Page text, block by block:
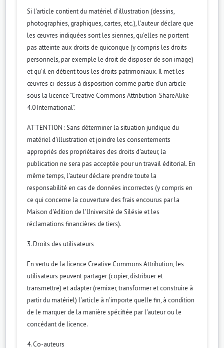
Si l'article contient du matériel d'illustration (dessins,
photographies, graphiques, cartes, etc.), l'auteur déclare que
les œuvres indiquées sont les siennes, qu'elles ne portent
pas atteinte aux droits de quiconque (y compris les droits
personnels, par exemple le droit de disposer de son image)
et qu'il en détient tous les droits patrimoniaux. Il met les
œuvres ci-dessus à disposition comme partie d'un article
sous la licence "Creative Commons Attribution-ShareAlike
4.0 International".
ATTENTION : Sans déterminer la situation juridique du
matériel d'illustration et joindre les consentements
appropriés des propriétaires des droits d'auteur, la
publication ne sera pas acceptée pour un travail éditorial. En
même temps, l'auteur déclare prendre toute la
responsabilité en cas de données incorrectes (y compris en
ce qui concerne la couverture des frais encourus par la
Maison d'édition de l'Université de Silésie et les
réclamations financières de tiers).
3. Droits des utilisateurs
En vertu de la licence Creative Commons Attribution, les
utilisateurs peuvent partager (copier, distribuer et
transmettre) et adapter (remixer, transformer et construire à
partir du matériel) l'article à n'importe quelle fin, à condition
de le marquer de la manière spécifiée par l'auteur ou le
concédant de licence.
4. Co-auteurs